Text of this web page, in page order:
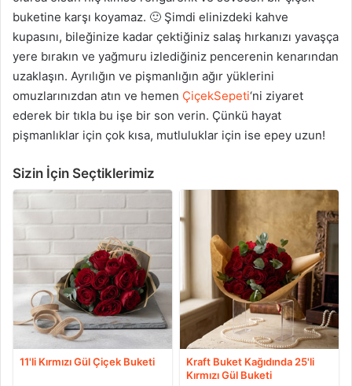
buketine karşı koyamaz. 🙂 Şimdi elinizdeki kahve
kupasını, bileğinize kadar çektiğiniz salaş hırkanızı yavaşça
yere bırakın ve yağmuru izlediğiniz pencerenin kenarından
uzaklaşın. Ayrılığın ve pişmanlığın ağır yüklerini
omuzlarınızdan atın ve hemen ÇiçekSepeti‘ni ziyaret
ederek bir tıkla bu işe bir son verin. Çünkü hayat
pişmanlıklar için çok kısa, mutluluklar için ise epey uzun!
Sizin İçin Seçtiklerimiz
11'li Kırmızı Gül Çiçek Buketi
Kraft Buket Kağıdında 25'li
Kırmızı Gül Buketi